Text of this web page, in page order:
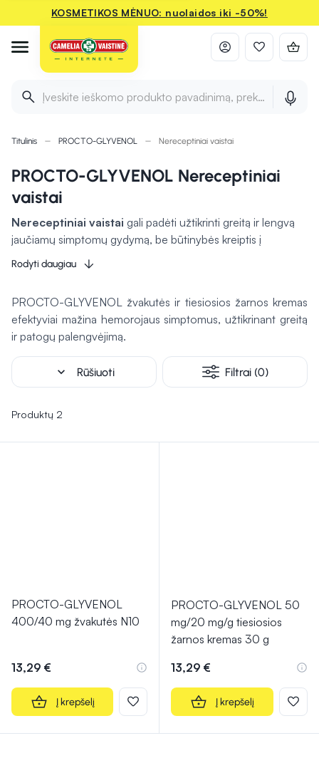
KOSMETIKOS MĖNUO: nuolaidos iki -50%!
Įveskite ieškomo produkto pavadinimą, prekės ženklą ir
Titulinis PROCTO-GLYVENOL Nereceptiniai vaistai
PROCTO-GLYVENOL Nereceptiniai
vaistai
Nereceptiniai vaistai gali padėti užtikrinti greitą ir lengvą
jaučiamų simptomų gydymą, be būtinybės kreiptis į
gydytoją. Jie
gali efektyviai palengvinti įprastus
sveikatos sutrikimus
vartoti trumpalaikiam simptomų mažinimui, laikantis
informaciniame lapelyje pateiktų instrukcijų. Tinkamai
naudojami, jie paprastai turi mažiau šalutinių poveikių ir yra
pritaikyti dažniausioms sveikatos problemoms, tačiau
kiekvienas vaistas gali sukelti tam tikrų šalutinių poveikių,
Rodyti daugiau
PROCTO-GLYVENOL žvakutės ir tiesiosios žarnos kremas
efektyviai mažina hemorojaus simptomus, užtikrinant greitą
ir patogų palengvėjimą.
expand_more Rūšiuoti Filtrai (0)
Produktų 2
PROCTO-GLYVENOL
400/40 mg žvakutės N10
13,29 €
Į krepšelį
PROCTO-GLYVENOL 50
mg/20 mg/g tiesiosios
žarnos kremas 30 g
13,29 €
Į krepšelį